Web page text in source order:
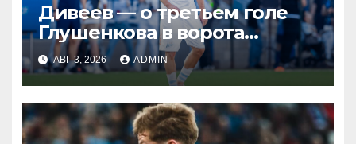
Дивеев — о третьем голе
Глушенкова в ворота
«Оренбурга»: «Напомнил
Джону Джону, что
наигрывали в такой
ситуации»
АВГ 3, 2026 ADMIN